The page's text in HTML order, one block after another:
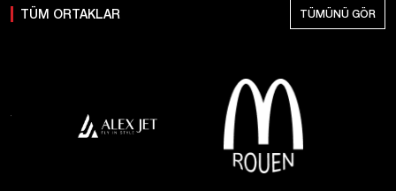
TÜM ORTAKLAR TÜMÜNÜ GÖR